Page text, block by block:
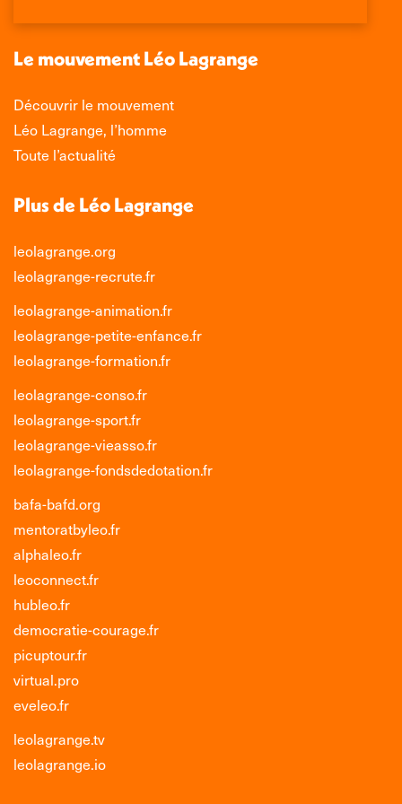
une
fenêtre
une
fenêtre
une
fenêtre
une
nouvelle
fenêtre
Le mouvement Léo Lagrange
Découvrir le mouvement
Léo Lagrange, l’homme
Toute l’actualité
Plus de Léo Lagrange
leolagrange.org
leolagrange-recrute.fr
leolagrange-animation.fr
leolagrange-petite-enfance.fr
leolagrange-formation.fr
leolagrange-conso.fr
leolagrange-sport.fr
leolagrange-vieasso.fr
leolagrange-fondsdedotation.fr
bafa-bafd.org
mentoratbyleo.fr
alphaleo.fr
leoconnect.fr
hubleo.fr
democratie-courage.fr
picuptour.fr
virtual.pro
eveleo.fr
leolagrange.tv
leolagrange.io